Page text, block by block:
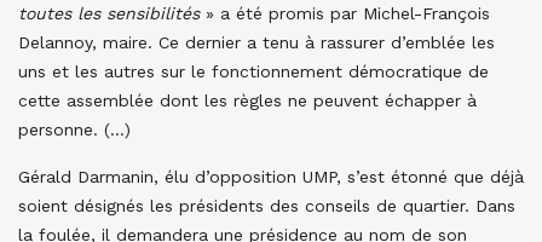
toutes les sensibilités» a été promis par Michel-François
Delannoy, maire. Ce dernier a tenu à rassurer d’emblée les
uns et les autres sur le fonctionnement démocratique de
cette assemblée dont les règles ne peuvent échapper à
personne. (…)
Gérald Darmanin, élu d’opposition UMP, s’est étonné que déjà
soient désignés les présidents des conseils de quartier. Dans
la foulée, il demandera une présidence au nom de son